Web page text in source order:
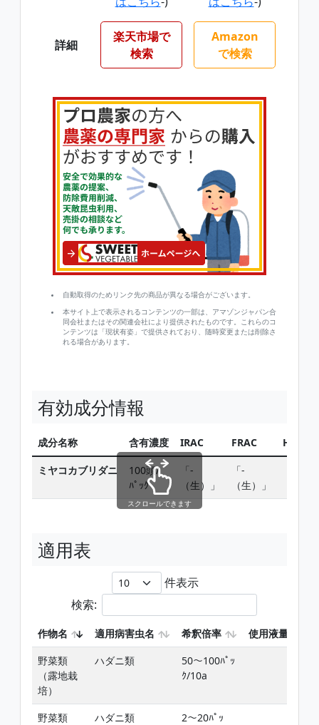
詳細
楽天市場で
検索
Amazon
で検索
自動取得のためリンク先の商品が異なる場合がございます。
本サイト上で表示されるコンテンツの一部は、アマゾンジャパン合
同会社またはその関連会社により提供されたものです。これらのコ
ンテンツは「現状有姿」で提供されており、随時変更または削除さ
れる場合があります。
有効成分情報
成分名称 含有濃度 IRAC FRAC HRAC
ミヤコカブリダニ
100頭/
ﾊﾟｯｸ
「-
（生）」
「-
（生）」
スクロールできます
適用表
件表示
検索:
作物名 適用病害虫名 希釈倍率 使用液量
野菜類
（露地栽
培）
ハダニ類
50〜100ﾊﾟｯ
ｸ/10a
野菜類 ハダニ類 2〜20ﾊﾟｯ